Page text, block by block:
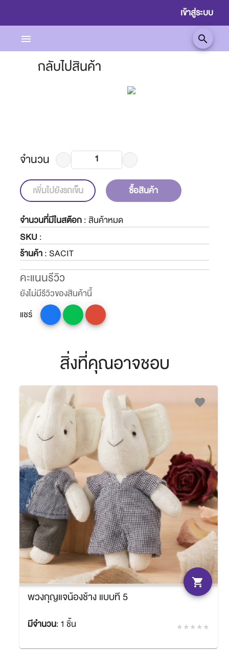
เข้าสู่ระบบ
menu search
กลับไปสินค้า
จำนวน
เพิ่มไปยังรถเข็น ซื้อสินค้า
จำนวนที่มีในสต๊อก:สินค้าหมด
SKU:
ร้านค้า: SACIT
คะแนนรีวิว
ยังไม่มีรีวิวของสินค้านี้
แชร์
สิ่งที่คุณอาจชอบ
favorite
พวงกุญแจน้องช้าง แบบที่ 5
มีจำนวน:1 ชิ้น
shopping_cart